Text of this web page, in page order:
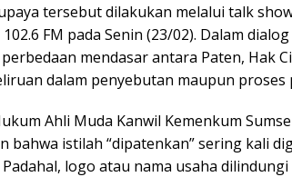
tersebut dilakukan melalui talk
FM pada Senin (23/02). Dalam
mendasar antara Paten, Hak
dalam penyebutan maupun proses
Ahli Muda Kanwil Kemenkum
bahwa istilah “dipatenkan” sering kali
Padahal, logo atau nama usaha